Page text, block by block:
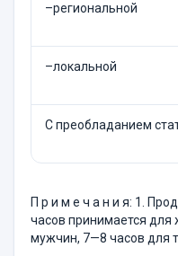
–региональной
–локальной
С преобладанием
П р и м е ч а н и я: 1.
часов принимается для
мужчин, 7—8 часов для